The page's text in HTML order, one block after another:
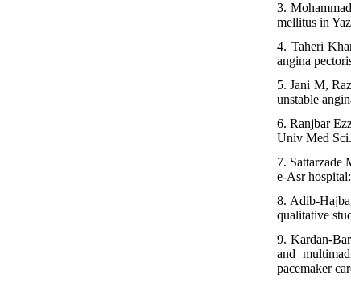
3.
mellitus in
4. Taheri
angina
5. Jani M,
unstable
6. Ranjbar
Univ Med
7. Sattarzade
e-Asr
8. Adib-
qualitative
9. Kardan-
and
pacemaker